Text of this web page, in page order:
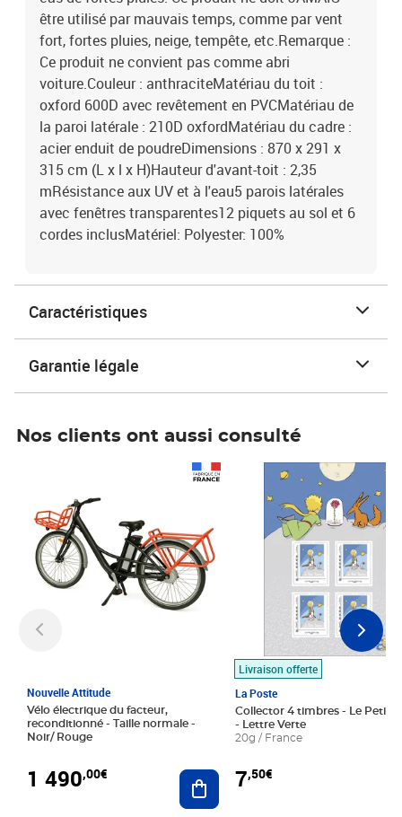
être utilisé par mauvais temps, comme par vent
fort, fortes pluies, neige, tempête, etc.Remarque :
Ce produit ne convient pas comme abri
voiture.Couleur : anthraciteMatériau du toit :
oxford 600D avec revêtement en PVCMatériau de
la paroi latérale : 210D oxfordMatériau du cadre :
acier enduit de poudreDimensions : 870 x 291 x
315 cm (L x l x H)Hauteur d'avant-toit : 2,35
mRésistance aux UV et à l'eau5 parois latérales
avec fenêtres transparentes12 piquets au sol et 6
cordes inclusMatériel: Polyester: 100%
Caractéristiques
Garantie légale
Nos clients ont aussi consulté
Nouvelle Attitude
Vélo électrique du facteur,
reconditionné - Taille normale -
Noir/ Rouge
1 490,00€ Ajouter au panier
Livraison offerte
La Poste
Collector 4 timbres - Le Petit
- Lettre Verte
20g / France
7,50€
Prix 7,50€